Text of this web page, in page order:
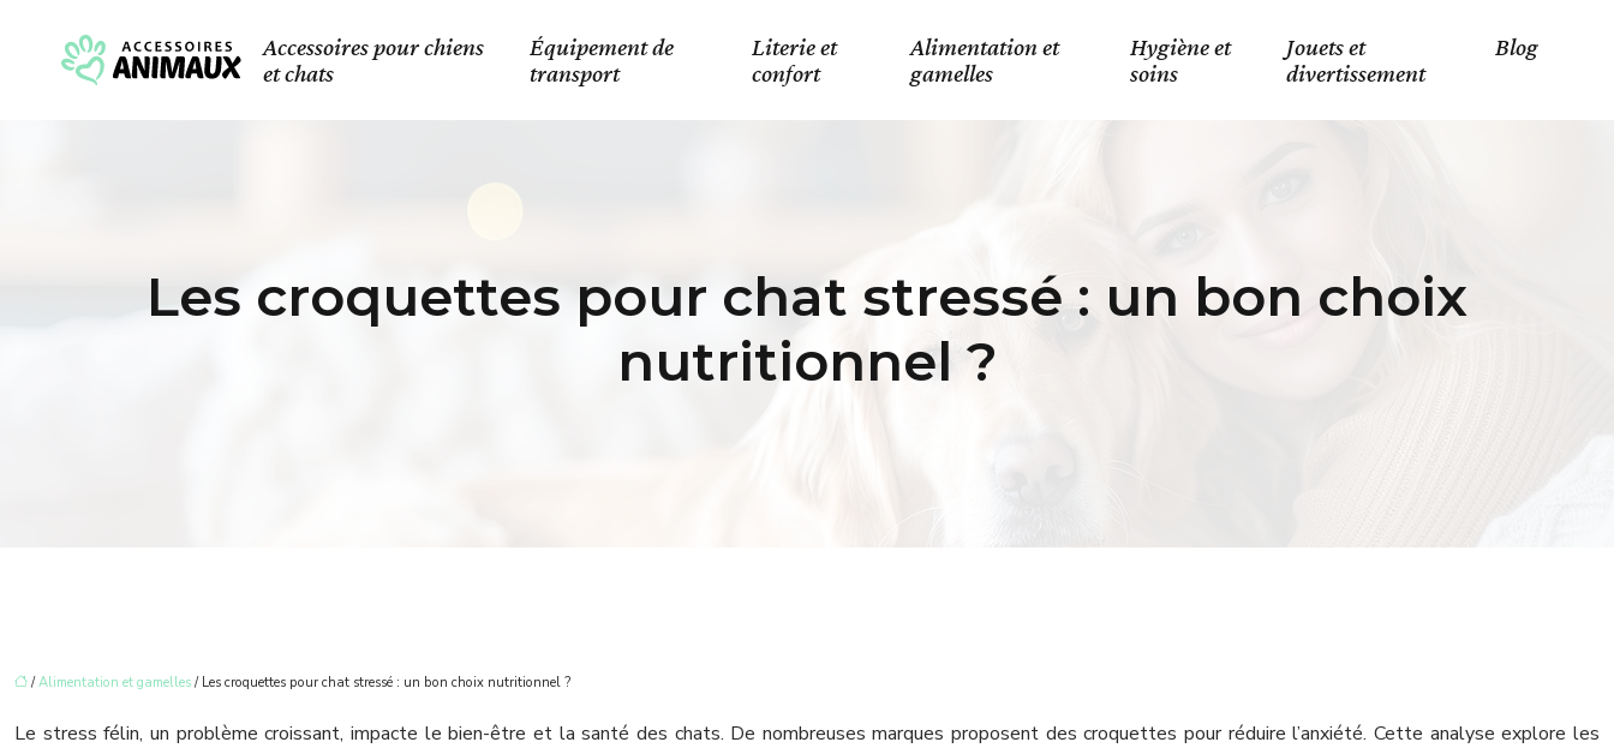
Accessoires pour chiens
et chats
Équipement de
transport
Literie et
confort
Alimentation et
gamelles
Hygiène et
soins
Jouets et
divertissement
Blog
Les croquettes pour chat stressé : un bon choix
nutritionnel ?
/Alimentation et gamelles / Les croquettes pour chat stressé : un bon choix nutritionnel ?
Le stress félin, un problème croissant, impacte le bien-être et la santé des chats. De nombreuses marques proposent des croquettes pour réduire l’anxiété. Cette analyse explore les